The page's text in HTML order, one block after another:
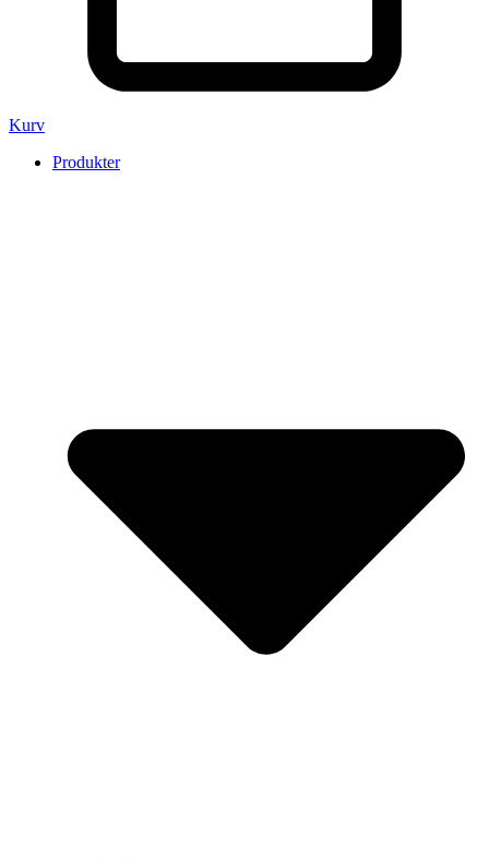
Kurv
Produkter